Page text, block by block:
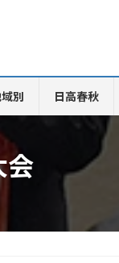
別 日高春秋
会